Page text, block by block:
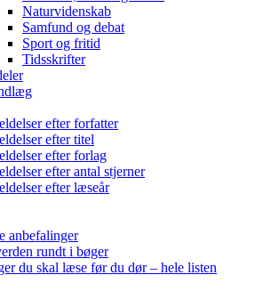
Naturvidenskab
Samfund og debat
Sport og fritid
Tidsskrifter
efter forfatter
efter titel
efter forlag
efter antal stjerner
efter læseår
anbefalinger
rundt i bøger
du skal læse før du dør – hele listen